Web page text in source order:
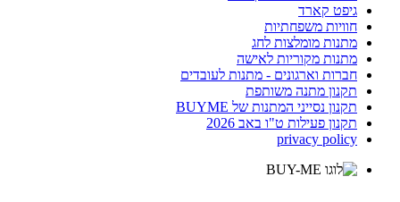
גיפט קארד
חוויות משפחתיות
מתנות מומלצות לחג
מתנות מקוריות לאישה
חברות וארגונים - מתנות לעובדים
תקנון מתנה משותפת
תקנון נסייני המתנות של BUYME
תקנון פעילות ט"ו באב 2026
privacy policy